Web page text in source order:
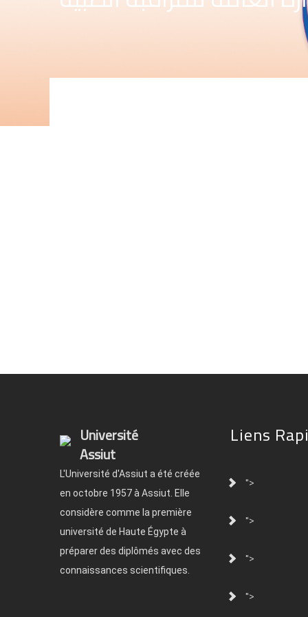
Université
Assiut
L'Université d'Assiut a été créée
en octobre 1957 à Assiut. Elle
considère comme la première
université de Haute Égypte à
préparer des diplômés avec des
connaissances scientifiques.
Liens
">
">
">
">